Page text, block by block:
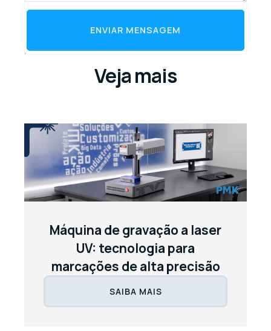
ENVIAR MENSAGEM
Veja mais
Máquina de gravação a laser
UV: tecnologia para
marcações de alta precisão
SAIBA MAIS